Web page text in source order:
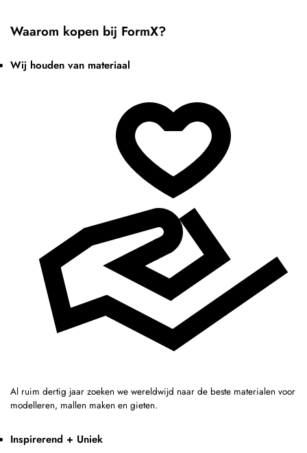
Waarom kopen bij FormX?
Wij houden van materiaal
Al ruim dertig jaar zoeken we wereldwijd naar de beste materialen voor
modelleren, mallen maken en gieten.
Inspirerend + Uniek